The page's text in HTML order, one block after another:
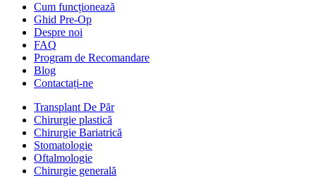
Cum funcționează
Ghid Pre-Op
Despre noi
FAQ
Program de Recomandare
Blog
Contactați-ne
Transplant De Păr
Chirurgie plastică
Chirurgie Bariatrică
Stomatologie
Oftalmologie
Chirurgie generală